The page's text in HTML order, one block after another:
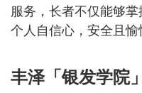
服务，长者不仅能够
个人自信心，安全且愉
丰泽「银发学院